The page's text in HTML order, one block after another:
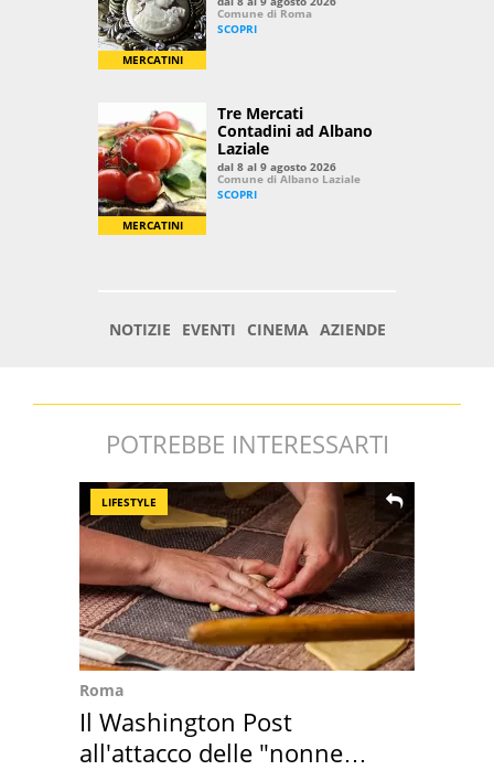
POTREBBE INTERESSARTI
LIFESTYLE
Roma
Il Washington Post
all'attacco delle "nonne